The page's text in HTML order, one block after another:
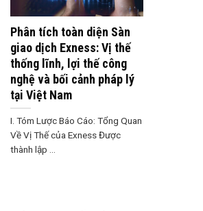
Phân tích toàn diện Sàn
giao dịch Exness: Vị thế
thống lĩnh, lợi thế công
nghệ và bối cảnh pháp lý
tại Việt Nam
I. Tóm Lược Báo Cáo: Tổng Quan
Về Vị Thế của Exness Được
thành lập ...